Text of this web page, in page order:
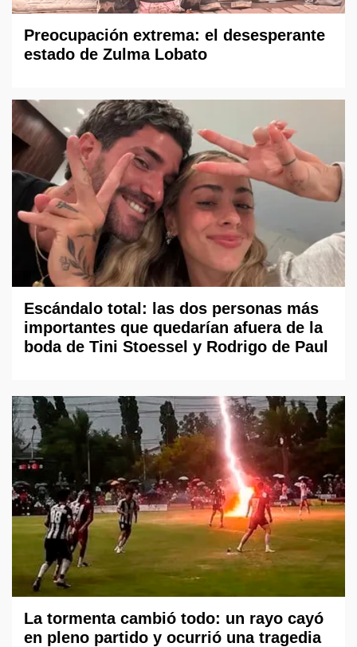
Preocupación extrema: el desesperante
estado de Zulma Lobato
Escándalo total: las dos personas más
importantes que quedarían afuera de la
boda de Tini Stoessel y Rodrigo de Paul
La tormenta cambió todo: un rayo cayó
en pleno partido y ocurrió una tragedia